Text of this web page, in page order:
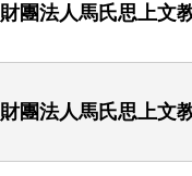
財團法人馬氏思上文
財團法人馬氏思上文